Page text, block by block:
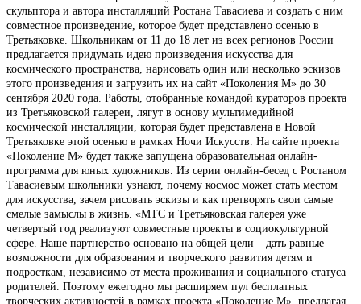
скульптора и автора инсталляций Ростана Тавасиева и создать с ним
совместное произведение, которое будет представлено осенью в
Третьяковке. Школьникам от 11 до 18 лет из всех регионов России
предлагается придумать идею произведения искусства для
космического пространства, нарисовать один или несколько эскизов
этого произведения и загрузить их на сайт «Поколения М» до 30
сентября 2020 года. Работы, отобранные командой кураторов проекта
из Третьяковской галереи, лягут в основу мультимедийной
космической инсталляции, которая будет представлена в Новой
Третьяковке этой осенью в рамках Ночи Искусств. На сайте проекта
«Поколение М» будет также запущена образовательная онлайн-
программа для юных художников. Из серии онлайн-бесед с Ростаном
Тавасиевым школьники узнают, почему космос может стать местом
для искусства, зачем рисовать эскизы и как претворять свои самые
смелые замыслы в жизнь. «МТС и Третьяковская галерея уже
четвертый год реализуют совместные проекты в социокультурной
сфере. Наше партнерство основано на общей цели – дать равные
возможности для образования и творческого развития детям и
подросткам, независимо от места проживания и социального статуса
родителей. Поэтому ежегодно мы расширяем пул бесплатных
творческих активностей в рамках проекта «Поколение М», предлагая